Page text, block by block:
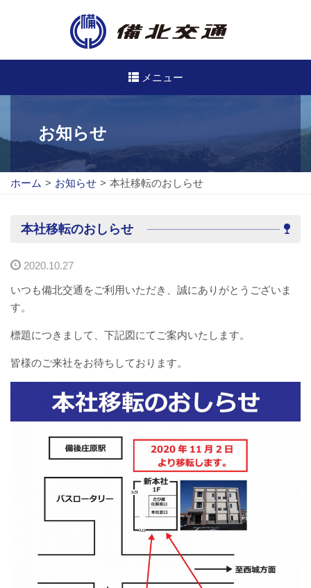
メニュー
高速バス
路線バス
バスのご利用方法
貸切バス・旅行業
まごころツアー
会社概要
備北交通の歴史（アルバム）
お知らせ
ホーム > お知らせ > 本社移転のおしらせ
本社移転のおしらせ
2020.10.27
いつも備北交通をご利用いただき、誠にありがとうございま
す。
標題につきまして、下記図にてご案内いたします。
皆様のご来社をお待ちしております。